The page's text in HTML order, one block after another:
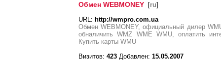
Обмен WEBMONEY [ru]
URL: http://wmpro.com.ua
Обмен WEBMONEY, официальный дилер
обналичить WMZ WME WMU, оплатить
Купить карты WMU
Визитов: 423 Добавлен: 15.05.2007